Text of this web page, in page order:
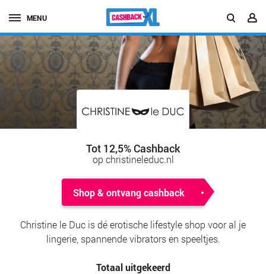
MENU
Tot 12,5% Cashback
op christineleduc.nl
Shop & ontvang cashback
Christine le Duc is dé erotische lifestyle shop voor al je
lingerie, spannende vibrators en speeltjes.
Totaal uitgekeerd